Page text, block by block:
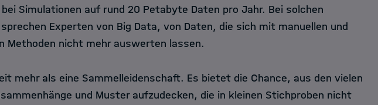
Simulationen auf rund 20 Petabyte Daten pro Jahr. Bei solchen
Experten von Big Data, von Daten, die sich mit manuellen und
Methoden nicht mehr auswerten lassen.
mehr als eine Sammelleidenschaft. Es bietet die Chance, aus den vielen
und Muster aufzudecken, die in kleinen Stichproben nicht